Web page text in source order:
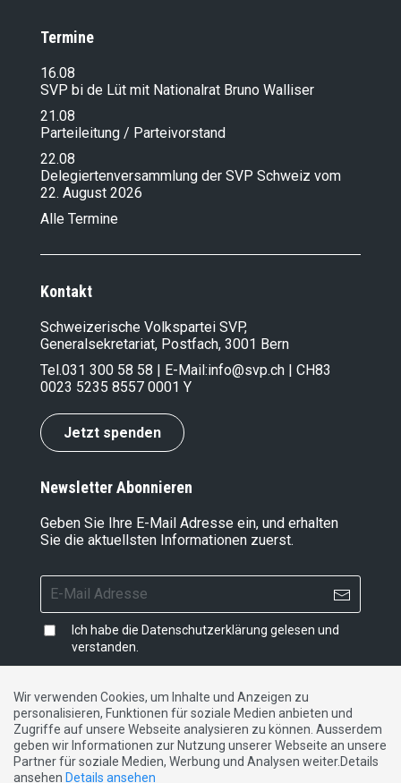
Termine
16.08
SVP bi de Lüt mit Nationalrat Bruno Walliser
21.08
Parteileitung / Parteivorstand
22.08
Delegiertenversammlung der SVP Schweiz vom
22. August 2026
Alle Termine
Kontakt
Schweizerische Volkspartei SVP,
Generalsekretariat, Postfach, 3001 Bern
Tel.031 300 58 58 | E-Mail:info@svp.ch | CH83
0023 5235 8557 0001 Y
Jetzt spenden
Newsletter Abonnieren
Geben Sie Ihre E-Mail Adresse ein, und erhalten
Sie die aktuellsten Informationen zuerst.
Ich habe die Datenschutzerklärung gelesen und
verstanden.
Impressum|Datenschutzerklärung|Kontakt
DE FR IT
Wir verwenden Cookies, um Inhalte und Anzeigen zu
personalisieren, Funktionen für soziale Medien anbieten und
Zugriffe auf unsere Webseite analysieren zu können. Ausserdem
geben wir Informationen zur Nutzung unserer Webseite an unsere
Partner für soziale Medien, Werbung und Analysen weiter.Details
ansehen Details ansehen